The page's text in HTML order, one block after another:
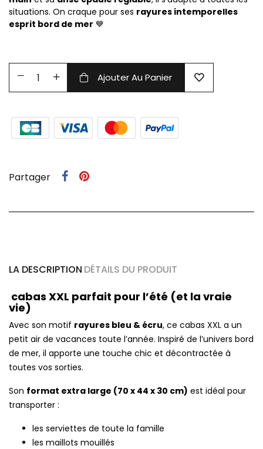
situations. On craque pour ses rayures intemporelles
esprit bord de mer 💙
Ajouter Au Panier
Partager
LA DESCRIPTION DÉTAILS DU PRODUIT
cabas XXL parfait pour l’été (et la vraie
vie)
Avec son motif rayures bleu & écru, ce cabas XXL a un
petit air de vacances toute l’année. Inspiré de l’univers bord
de mer, il apporte une touche chic et décontractée à
toutes vos sorties.
Son format extra large (70 x 44 x 30 cm) est idéal pour
transporter :
les serviettes de toute la famille
les maillots mouillés